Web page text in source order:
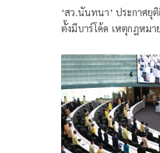
‘สว.นันทนา’ ประกาศยุ
ตั้งมีบาร์โค้ด เหตุกฎหมา
ผู้ตรวจการแผ่นดิน ขอโ